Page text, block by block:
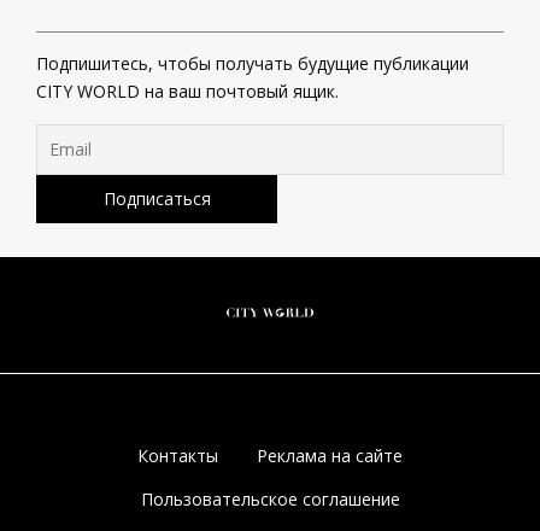
Подпишитесь, чтобы получать будущие публикации
CITY WORLD на ваш почтовый ящик.
Контакты
Реклама на сайте
Пользовательское соглашение